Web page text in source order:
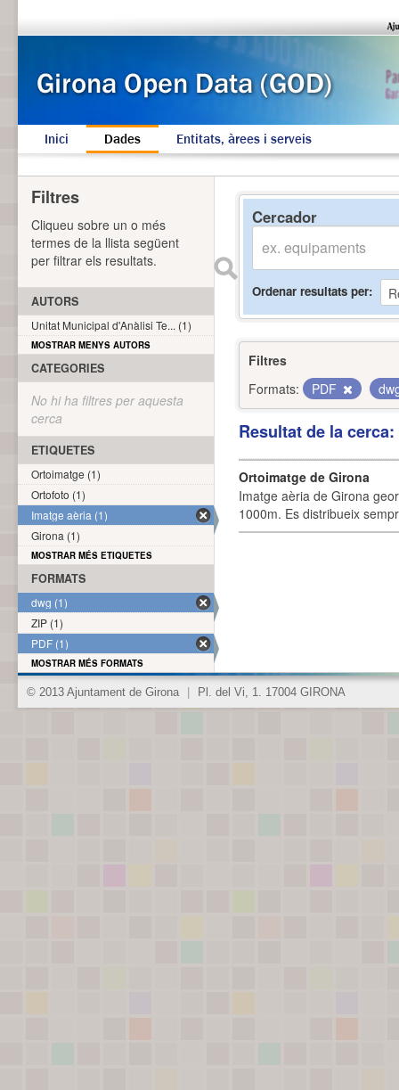
Inici Dades Entitats, àrees i serveis
Cercador
Ordenar resultats per
Filtres
Formats:
PDF
Resultat de la
Ortoimatge de Girona
Imatge aèria de Girona
1000m. Es distribueix
Filtres
Cliqueu sobre un o més
termes de la llista següent
per filtrar els resultats.
AUTORS
Unitat Municipal d'Anàlisi Te... (1)
MOSTRAR MENYS AUTORS
CATEGORIES
No hi ha filtres per aquesta
cerca
ETIQUETES
Ortoimatge (1)
Ortofoto (1)
Imatge aèria (1)
Girona (1)
MOSTRAR MÉS ETIQUETES
FORMATS
dwg (1)
ZIP (1)
PDF (1)
MOSTRAR MÉS FORMATS
© 2013 Ajuntament de Girona Pl. del Vi, 1. 17004 GIRONA